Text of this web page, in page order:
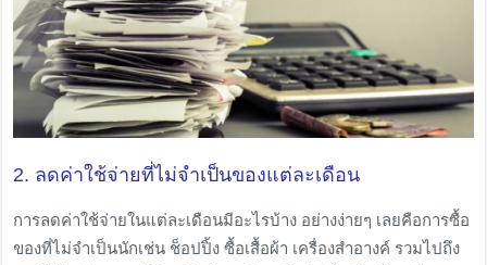
2. ลดค่าใช้จ่ายที่ไม่จำเป็นของแต่ละเดือน
การลดค่าใช้จ่ายในแต่ละเดือนมีอะไรบ้าง อย่างง่ายๆ เลยคือการซื้อ
ของที่ไม่จำเป็นนักเช่น ช็อปปิ้ง ซื้อเสื้อผ้า เครื่องสำอางค์ รวมไปถึง